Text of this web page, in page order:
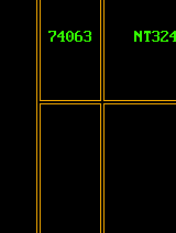
74063